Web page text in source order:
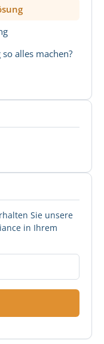
alles machen?
Sie unsere
in Ihrem